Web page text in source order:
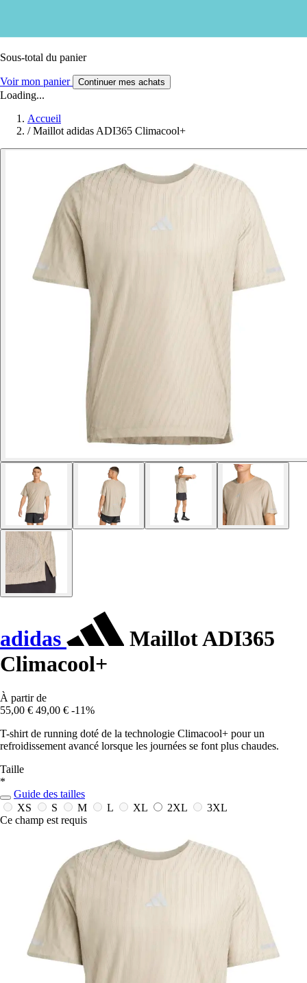
Sous-total du panier
Voir mon panier Continuer mes achats
Loading...
Accueil
/ Maillot adidas ADI365 Climacool+
adidas
Maillot ADI365
Climacool+
À partir de
55,00 € 49,00 € -11%
T-shirt de running doté de la technologie Climacool+ pour un
refroidissement avancé lorsque les journées se font plus chaudes.
Taille
*
Guide des tailles
XS
S M L XL 2XL
3XL
Ce champ est requis